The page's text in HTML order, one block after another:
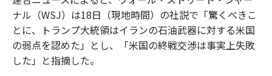
ナル（WSJ）は18日（現地時間）の社説で「驚くべきこ
とに、トランプ大統領はイランの石油武器に対する米国
の弱点を認めた」とし、「米国の終戦交渉は事実上失敗
した」と指摘した。